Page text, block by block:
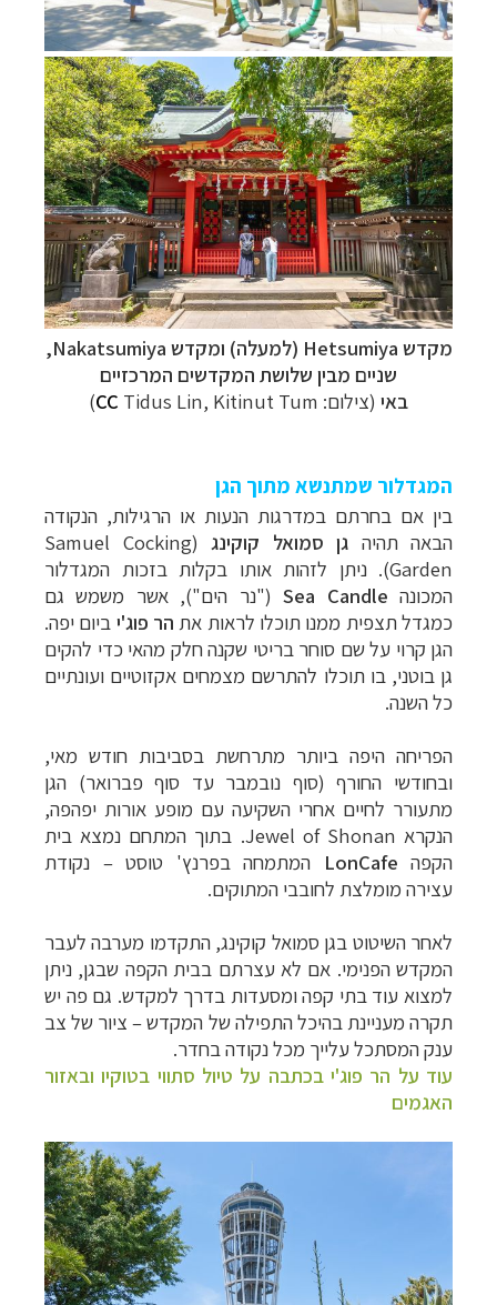
מקדש Hetsumiya (למעלה) ומקדש Nakatsumiya,
שניים מבין שלושת המקדשים המרכזיים
באי (צילום: CC Tidus Lin, Kitinut Tum)
המגדלור שמתנשא מתוך הגן
בין אם בחרתם במדרגות הנעות או הרגילות, הנקודה
הבאה תהיה גן סמואל קוקינג
(Samuel Cocking
Garden). ניתן לזהות אותו בקלות בזכות המגדלור
המכונה Sea Candle("נר הים"), אשר משמש גם
כמגדל תצפית ממנו תוכלו לראות את הר פוג'י ביום יפה.
הגן קרוי על שם סוחר בריטי שקנה חלק מהאי כדי להקים
גן בוטני, בו תוכלו להתרשם מצמחים אקזוטיים ועונתיים
כל השנה.
הפריחה היפה ביותר מתרחשת בסביבות חודש מאי,
ובחודשי החורף (סוף נובמבר עד סוף פברואר) הגן
מתעורר לחיים אחרי השקיעה עם מופע אורות יפהפה,
הנקרא Jewel of Shonan. בתוך המתחם נמצא בית
הקפה LonCafe המתמחה בפרנץ' טוסט – נקודת
עצירה מומלצת לחובבי המתוקים.
לאחר השיטוט בגן סמואל קוקינג, התקדמו מערבה לעבר
המקדש הפנימי. אם לא עצרתם בבית הקפה שבגן, ניתן
למצוא עוד בתי קפה ומסעדות בדרך למקדש. גם פה יש
תקרה מעניינת בהיכל התפילה של המקדש – ציור של צב
ענק המסתכל עלייך מכל נקודה בחדר.
עוד על הר פוג'י בכתבה על טיול סתווי בטוקיו ובאזור
האגמים
– לחצו לבחירת המסלול
מעטפת לוגיסטית מלאה: מלונות, רכב ופעילויות–
לחצו למידע נוסף »
מערכת ניווט חכמה וליווי לאורך כל הדרך–לחצו
להסבר על השירות »